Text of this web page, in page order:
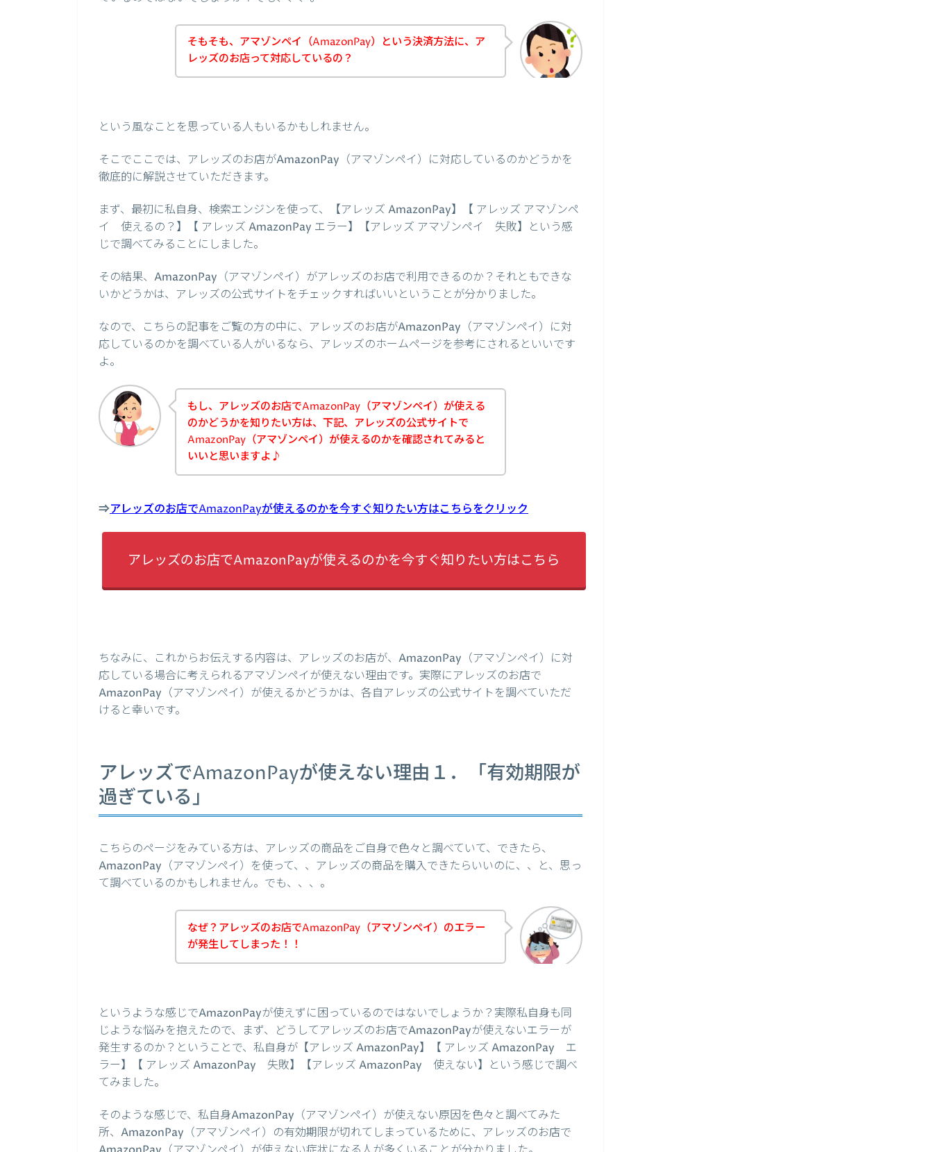
そもそも、アマゾンペイ（AmazonPay）という決済方法に、ア
レッズのお店って対応しているの？
という風なことを思っている人もいるかもしれません。
そこでここでは、アレッズのお店がAmazonPay（アマゾンペイ）に対応しているのかどうかを
徹底的に解説させていただきます。
まず、最初に私自身、検索エンジンを使って、【アレッズ AmazonPay】【 アレッズ アマゾンペ
イ 使えるの？】【 アレッズ AmazonPay エラー】【アレッズ アマゾンペイ 失敗】という感
じで調べてみることにしました。
その結果、AmazonPay（アマゾンペイ）がアレッズのお店で利用できるのか？それともできな
いかどうかは、アレッズの公式サイトをチェックすればいいということが分かりました。
なので、こちらの記事をご覧の方の中に、アレッズのお店がAmazonPay（アマゾンペイ）に対
応しているのかを調べている人がいるなら、アレッズのホームページを参考にされるといいです
よ。
もし、アレッズのお店でAmazonPay（アマゾンペイ）が使える
のかどうかを知りたい方は、下記、アレッズの公式サイトで
AmazonPay（アマゾンペイ）が使えるのかを確認されてみると
いいと思いますよ♪
⇒アレッズのお店でAmazonPayが使えるのかを今すぐ知りたい方はこちらをクリック
アレッズのお店でAmazonPayが使えるのかを今すぐ知りたい方はこちら
ちなみに、これからお伝えする内容は、アレッズのお店が、AmazonPay（アマゾンペイ）に対
応している場合に考えられるアマゾンペイが使えない理由です。実際にアレッズのお店で
AmazonPay（アマゾンペイ）が使えるかどうかは、各自アレッズの公式サイトを調べていただ
けると幸いです。
アレッズでAmazonPayが使えない理由１．「有効期限が
過ぎている」
こちらのページをみている方は、アレッズの商品をご自身で色々と調べていて、できたら、
AmazonPay（アマゾンペイ）を使って、、アレッズの商品を購入できたらいいのに、、と、思っ
て調べているのかもしれません。でも、、、。
なぜ？アレッズのお店でAmazonPay（アマゾンペイ）のエラー
が発生してしまった！！
というような感じでAmazonPayが使えずに困っているのではないでしょうか？実際私自身も同
じような悩みを抱えたので、まず、どうしてアレッズのお店でAmazonPayが使えないエラーが
発生するのか？ということで、私自身が【アレッズ AmazonPay】【 アレッズ AmazonPay エ
ラー】【 アレッズ AmazonPay 失敗】【アレッズ AmazonPay 使えない】という感じで調べ
てみました。
そのような感じで、私自身AmazonPay（アマゾンペイ）が使えない原因を色々と調べてみた
所、AmazonPay（アマゾンペイ）の有効期限が切れてしまっているために、アレッズのお店で